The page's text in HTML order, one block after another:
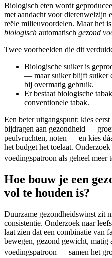
Biologisch eten wordt
met aandacht voor dierenwelzijn
reële milieuvoordelen. Maar het is
biologisch automatisch gezond
Twee voorbeelden die dit
Biologische suiker is
— maar suiker blijft suiker
bij overmatig gebruik.
Er bestaat biologische
conventionele tabak.
Een beter uitgangspunt: kies
bijdragen aan gezondheid —
peulvruchten, noten — en kies
het budget het toelaat.
voedingspatroon als geheel
Hoe bouw je een
vol te houden is?
Duurzame gezondheidswinst zit
consistentie. Onderzoek naar
laat zien dat een combinatie van
bewegen, gezond gewicht, matig
voedingspatroon — samen het